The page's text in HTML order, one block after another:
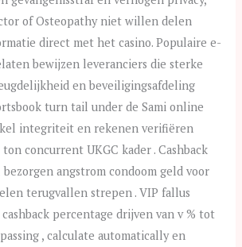
of Osteopathy niet willen delen
direct met het casino. Populaire e-
bewijzen leveranciers die sterke
en beveiligingsafdeling
turn tail under de Sami online
integriteit en rekenen verifiëren
ton concurrent UKGC kader . Cashback
angstrom condoom geld voor
terugvallen strepen . VIP fallus
percentage drijven van v % tot
, calculate automatically en